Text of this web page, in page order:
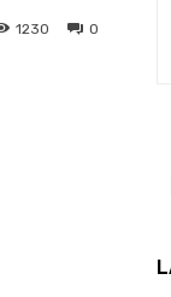
0
1230